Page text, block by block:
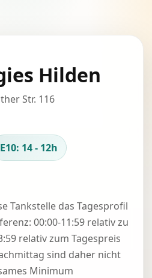
Hilden
Str. 116
E10: 14 - 12h
Tankstelle das Tagesprofil
00:00-11:59 relativ zu
relativ zum Tagespreis
sind daher nicht
Minimum